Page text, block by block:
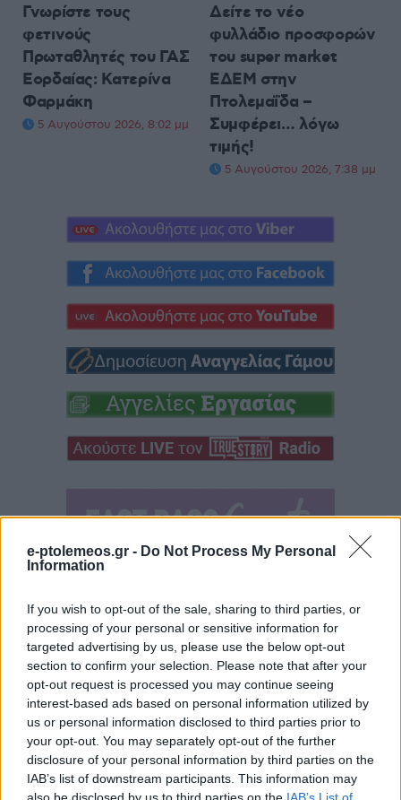
e-ptolemeos.gr - Do Not Process My Personal
Information
If you wish to opt-out of the sale, sharing to third parties, or
processing of your personal or sensitive information for
targeted advertising by us, please use the below opt-out
section to confirm your selection. Please note that after your
opt-out request is processed you may continue seeing
interest-based ads based on personal information utilized by
us or personal information disclosed to third parties prior to
your opt-out. You may separately opt-out of the further
disclosure of your personal information by third parties on the
IAB’s list of downstream participants. This information may
also be disclosed by us to third parties on the IAB’s List of
Γνωρίστε τους
φετινούς
Πρωταθλητές του ΓΑΣ
Εορδαίας: Κατερίνα
Φαρμάκη
5 Αυγούστου 2026, 8:02 μμ
Δείτε το νέο
φυλλάδιο προσφορών
του super market
ΕΔΕΜ στην
Πτολεμαΐδα –
Συμφέρει… λόγω
τιμής!
5 Αυγούστου 2026, 7:38 μμ